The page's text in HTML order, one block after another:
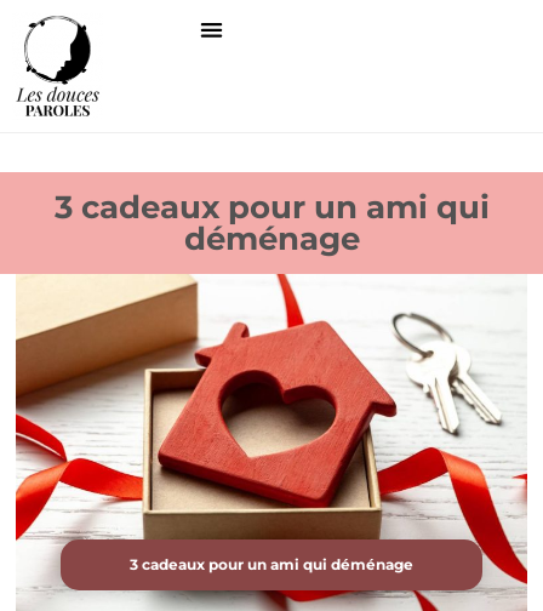
3 cadeaux pour un ami qui
déménage
3 cadeaux pour un ami qui déménage